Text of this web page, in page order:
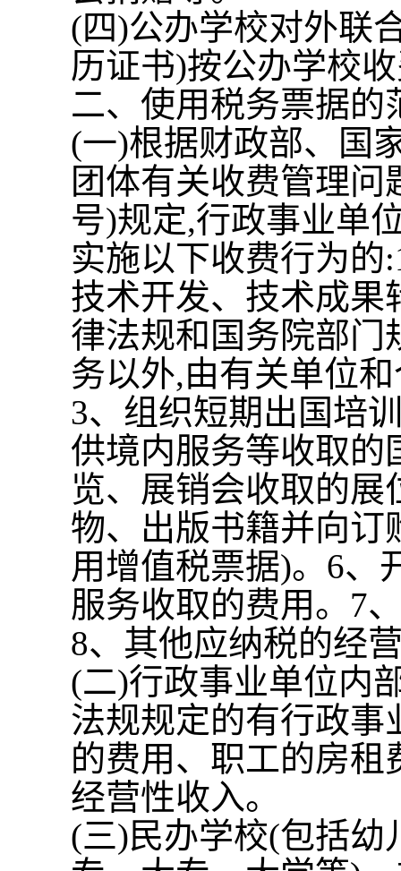
(四)公办学校对外联
历证书)按公办学校
二、使用税务票据的
(一)根据财政部、国
团体有关收费管理问
号)规定,行政事业单
实施以下收费行为的
技术开发、技术成果
律法规和国务院部门
务以外,由有关单位
3、组织短期出国培
供境内服务等收取的
览、展销会收取的展
物、出版书籍并向订
用增值税票据)。 6、
服务收取的费用。 7
8、其他应纳税的经
(二)行政事业单位内
法规规定的有行政事
的费用、职工的房租
经营性收入。
(三)民办学校(包括幼